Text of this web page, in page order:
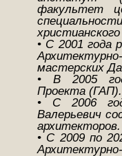
факультет
• С 2001 года
мастерских
• В 2005
Проекта (ГАП).
• С 2006
Валерьевич
архитекторов.
• С 2009 по